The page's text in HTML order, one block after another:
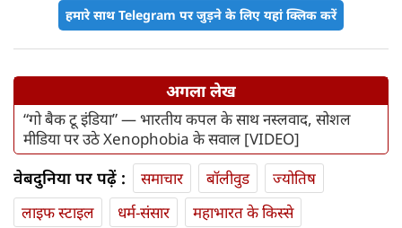
हमारे साथ Telegram पर जुड़ने के लिए यहां क्लिक करें
अगला लेख
“गो बैक टू इंडिया” — भारतीय कपल के साथ नस्लवाद, सोशल
मीडिया पर उठे Xenophobia के सवाल [VIDEO]
वेबदुनिया पर पढ़ें : समाचार बॉलीवुड
ज्योतिष
लाइफ स्‍टाइल
धर्म-संसार
महाभारत के किस्से